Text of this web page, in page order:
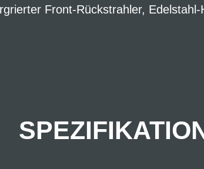
Front-Rückstrahler, Edelstahl-